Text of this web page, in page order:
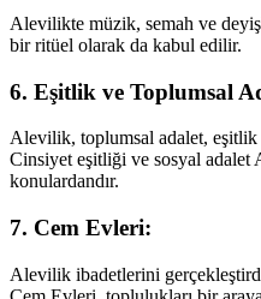
Alevilikte müzik, semah ve
bir ritüel olarak da kabul edilir.
6. Eşitlik ve Toplumsal
Alevilik, toplumsal adalet, eşitlik
Cinsiyet eşitliği ve sosyal adalet
konulardandır.
7. Cem Evleri:
Alevilik ibadetlerini